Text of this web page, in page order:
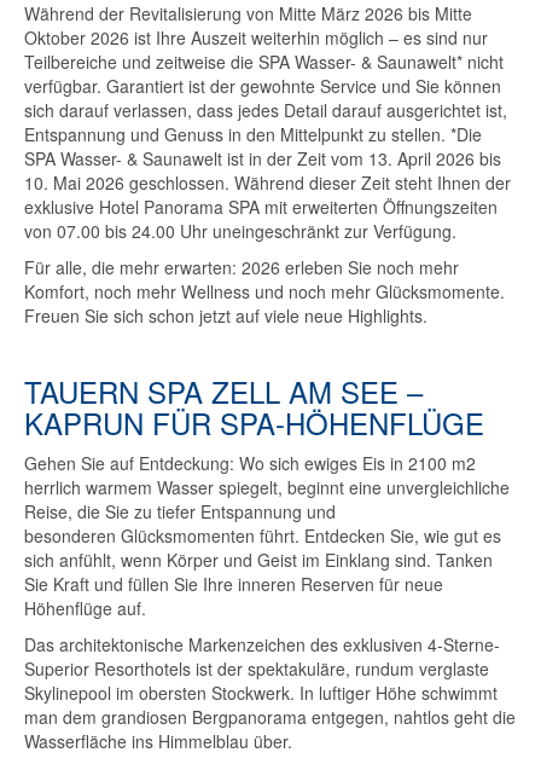
Während der Revitalisierung von Mitte März 2026 bis Mitte
Oktober 2026 ist Ihre Auszeit weiterhin möglich – es sind nur
Teilbereiche und zeitweise die SPA Wasser- & Saunawelt* nicht
verfügbar. Garantiert ist der gewohnte Service und Sie können
sich darauf verlassen, dass jedes Detail darauf ausgerichtet ist,
Entspannung und Genuss in den Mittelpunkt zu stellen. *Die
SPA Wasser- & Saunawelt ist in der Zeit vom 13. April 2026 bis
10. Mai 2026 geschlossen. Während dieser Zeit steht Ihnen der
exklusive Hotel Panorama SPA mit erweiterten Öffnungszeiten
von 07.00 bis 24.00 Uhr uneingeschränkt zur Verfügung.
Für alle, die mehr erwarten: 2026 erleben Sie noch mehr
Komfort, noch mehr Wellness und noch mehr Glücksmomente.
Freuen Sie sich schon jetzt auf viele neue Highlights.
TAUERN SPA ZELL AM SEE –
KAPRUN FÜR SPA-HÖHENFLÜGE
Gehen Sie auf Entdeckung: Wo sich ewiges Eis in 2100 m2
herrlich warmem Wasser spiegelt, beginnt eine unvergleichliche
Reise, die Sie zu tiefer Entspannung und
besonderen Glücksmomenten führt. Entdecken Sie, wie gut es
sich anfühlt, wenn Körper und Geist im Einklang sind. Tanken
Sie Kraft und füllen Sie Ihre inneren Reserven für neue
Höhenflüge auf.
Das architektonische Markenzeichen des exklusiven 4-Sterne-
Superior Resorthotels ist der spektakuläre, rundum verglaste
Skylinepool im obersten Stockwerk. In luftiger Höhe schwimmt
man dem grandiosen Bergpanorama entgegen, nahtlos geht die
Wasserfläche ins Himmelblau über.